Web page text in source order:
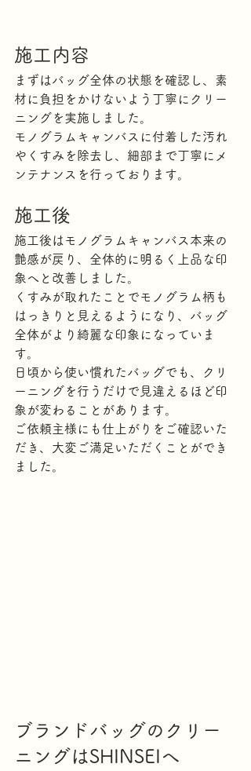
施工内容
まずはバッグ全体の状態を確認し、素
材に負担をかけないよう丁寧にクリー
ニングを実施しました。
モノグラムキャンバスに付着した汚れ
やくすみを除去し、細部まで丁寧にメ
ンテナンスを行っております。
施工後
施工後はモノグラムキャンバス本来の
艶感が戻り、全体的に明るく上品な印
象へと改善しました。
くすみが取れたことでモノグラム柄も
はっきりと見えるようになり、バッグ
全体がより綺麗な印象になっていま
す。
日頃から使い慣れたバッグでも、クリ
ーニングを行うだけで見違えるほど印
象が変わることがあります。
ご依頼主様にも仕上がりをご確認いた
だき、大変ご満足いただくことができ
ました。
ブランドバッグのクリー
ニングはSHINSEIへ